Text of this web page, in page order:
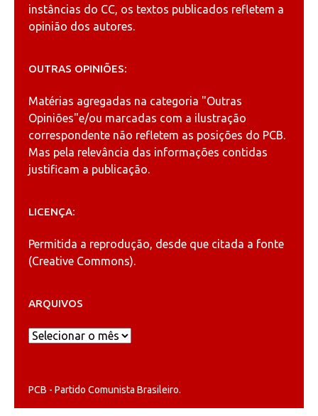
instâncias do CC, os textos publicados refletem a
opinião dos autores.
OUTRAS OPINIÕES:
Matérias agregadas na categoria "Outras
Opiniões"e/ou marcadas com a ilustração
correspondente não refletem as posições do PCB.
Mas pela relevância das informações contidas
justificam a publicação.
LICENÇA:
Permitida a reprodução, desde que citada a fonte
(Creative Commons).
ARQUIVOS
Arquivos
PCB - Partido Comunista Brasileiro.